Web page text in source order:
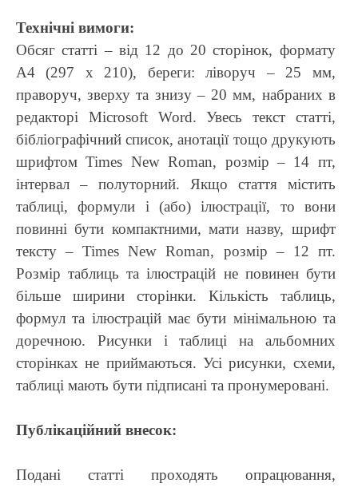
Технічні вимоги:
Обсяг статті – від 12 до 20 сторінок, формату
А4 (297 x 210), береги: ліворуч – 25 мм,
праворуч, зверху та знизу – 20 мм, набраних в
редакторі Microsoft Word. Увесь текст статті,
бібліографічний список, анотації тощо друкують
шрифтом Times New Roman, розмір – 14 пт,
інтервал – полуторний. Якщо стаття містить
таблиці, формули і (або) ілюстрації, то вони
повинні бути компактними, мати назву, шрифт
тексту – Times New Roman, розмір – 12 пт.
Розмір таблиць та ілюстрацій не повинен бути
більше ширини сторінки. Кількість таблиць,
формул та ілюстрацій має бути мінімальною та
доречною. Рисунки і таблиці на альбомних
сторінках не приймаються. Усі рисунки, схеми,
таблиці мають бути підписані та пронумеровані.
Публікаційний внесок:
Подані статті проходять опрацювання,